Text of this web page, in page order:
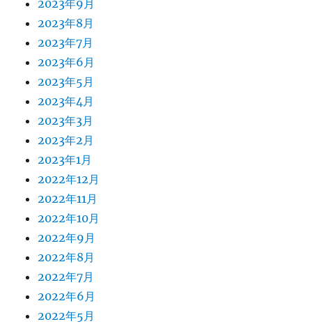
2023年9月
2023年8月
2023年7月
2023年6月
2023年5月
2023年4月
2023年3月
2023年2月
2023年1月
2022年12月
2022年11月
2022年10月
2022年9月
2022年8月
2022年7月
2022年6月
2022年5月